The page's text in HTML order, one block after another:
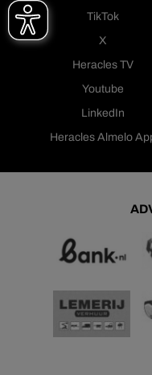
TikTok
X
Heracles TV
Youtube
LinkedIn
Heracles Almelo